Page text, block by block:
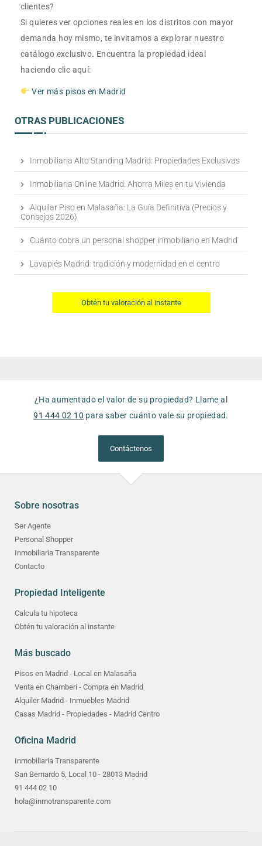
clientes?
Si quieres ver opciones reales en los distritos con mayor
demanda hoy mismo, te invitamos a explorar nuestro
catálogo exclusivo. Encuentra la propiedad ideal
haciendo clic aquí:
Ver más pisos en Madrid
OTRAS PUBLICACIONES
Inmobiliaria Alto Standing Madrid: Propiedades Exclusivas
Inmobiliaria Online Madrid: Ahorra Miles en tu Vivienda
Alquilar Piso en Malasaña: La Guía Definitiva (Precios y
Consejos 2026)
Cuánto cobra un personal shopper inmobiliario en Madrid
Lavapiés Madrid: tradición y modernidad en el centro
Obtén tu valoración al instante
¿Ha aumentado el valor de su propiedad? Llame al
91 444 02 10 para saber cuánto vale su propiedad.
Contáctenos
Sobre nosotras
Ser Agente
Personal Shopper
Inmobiliaria Transparente
Contacto
Propiedad Inteligente
Calcula tu hipoteca
Obtén tu valoración al instante
Más buscado
Pisos en Madrid - Local en Malasaña
Venta en Chamberí - Compra en Madrid
Alquiler Madrid - Inmuebles Madrid
Casas Madrid - Propiedades - Madrid Centro
Oficina Madrid
Inmobiliaria Transparente
San Bernardo 5, Local 10 - 28013 Madrid
91 444 02 10
hola@inmotransparente.com